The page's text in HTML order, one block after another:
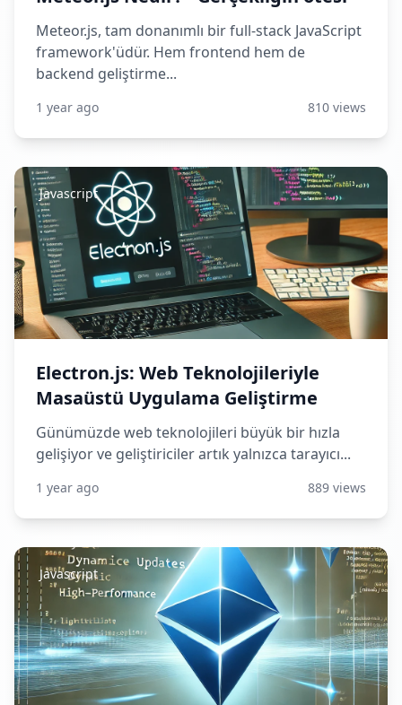
Meteor.js, tam donanımlı bir full-stack JavaScript
framework'üdür. Hem frontend hem de
backend geliştirme...
1 year ago 810 views
Javascript
Electron.js: Web Teknolojileriyle
Masaüstü Uygulama Geliştirme
Günümüzde web teknolojileri büyük bir hızla
gelişiyor ve geliştiriciler artık yalnızca tarayıcı...
1 year ago 889 views
Javascript